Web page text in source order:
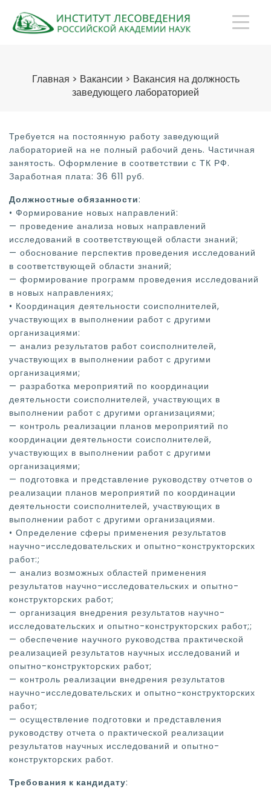
Главная > Вакансии > Вакансия на должность
заведующего лабораторией
Требуется на постоянную работу заведующий
лабораторией на не полный рабочий день. Частичная
занятость. Оформление в соответствии с ТК РФ.
Заработная плата: 36 611 руб.
Должностные обязанности:
• Формирование новых направлений:
— проведение анализа новых направлений
исследований в соответствующей области знаний;
— обоснование перспектив проведения исследований
в соответствующей области знаний;
— формирование программ проведения исследований
в новых направлениях;
• Координация деятельности соисполнителей,
участвующих в выполнении работ с другими
организациями:
— анализ результатов работ соисполнителей,
участвующих в выполнении работ с другими
организациями;
— разработка мероприятий по координации
деятельности соисполнителей, участвующих в
выполнении работ с другими организациями;
— контроль реализации планов мероприятий по
координации деятельности соисполнителей,
участвующих в выполнении работ с другими
организациями;
— подготовка и представление руководству отчетов о
реализации планов мероприятий по координации
деятельности соисполнителей, участвующих в
выполнении работ с другими организациями.
• Определение сферы применения результатов
научно-исследовательских и опытно-конструкторских
работ:;
— анализ возможных областей применения
результатов научно-исследовательских и опытно-
конструкторских работ;
— организация внедрения результатов научно-
исследовательских и опытно-конструкторских работ;;
— обеспечение научного руководства практической
реализацией результатов научных исследований и
опытно-конструкторских работ;
— контроль реализации внедрения результатов
научно-исследовательских и опытно-конструкторских
работ;
— осуществление подготовки и представления
руководству отчета о практической реализации
результатов научных исследований и опытно-
конструкторских работ.
Требования к кандидату: